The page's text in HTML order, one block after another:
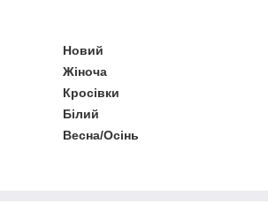
Новий
Жіноча
Кросівки
Білий
Весна/Осінь